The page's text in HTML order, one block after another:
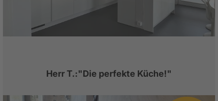
Herr T.:"Die perfekte Küche!"